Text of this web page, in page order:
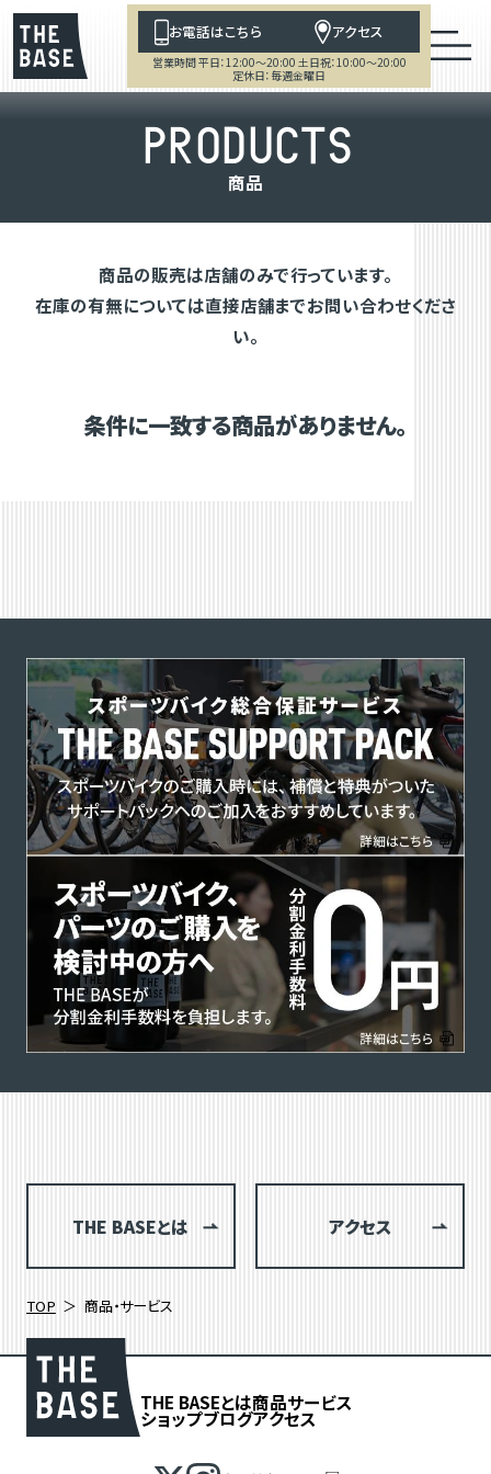
お電話はこちら アクセス
営業時間 平日：12:00～20:00 土日祝：10:00～20:00
定休日：毎週金曜日
PRODUCTS
商品
商品の販売は店舗のみで行っています。
在庫の有無については直接店舗までお問い合わせくださ
い。
条件に一致する商品がありません。
THE BASEとは アクセス
TOP 商品・サービス
THE BASEとは商品サービス
ショップブログアクセス